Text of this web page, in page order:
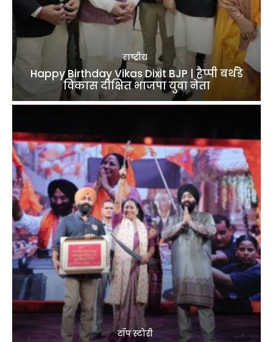
राष्ट्रीय
Happy Birthday Vikas Dixit BJP | हैप्पी बर्थडे
विकास दीक्षित भाजपा युवा नेता
टॉप स्टोरी